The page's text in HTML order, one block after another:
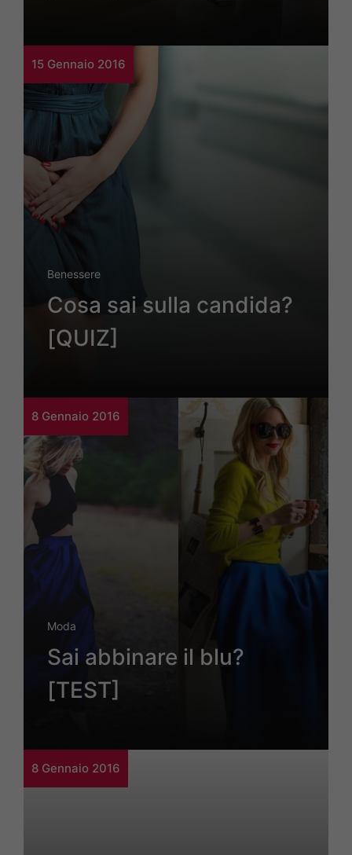
15 Gennaio 2016
Benessere
Cosa sai sulla candida?
[QUIZ]
8 Gennaio 2016
Moda
Sai abbinare il blu?
[TEST]
8 Gennaio 2016